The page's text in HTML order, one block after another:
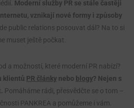
Moderní služby PR se stále častěji
vznikají nové formy i způsoby
public relations posouvat dál? Na to si
muset ještě počkat.
a možností, které moderní PR nabízí?
klientů PR článkynebo blogy? Nejen s
Pomáháme rádi, přesvědčte se o tom –
PANKREA a pomůžeme i vám.